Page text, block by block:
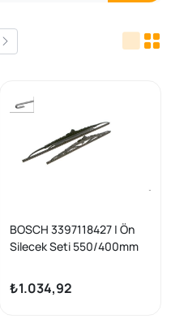
BOSCH 3397118427 | Ön
Silecek Seti 550/400mm
Agila B i10 Picanto
₺1.034,92